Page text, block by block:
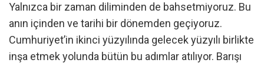
Yalnızca bir zaman diliminden de bahsetmiyoruz. Bu
anın içinden ve tarihi bir dönemden geçiyoruz.
Cumhuriyet’in ikinci yüzyılında gelecek yüzyılı birlikte
inşa etmek yolunda bütün bu adımlar atılıyor. Barışı